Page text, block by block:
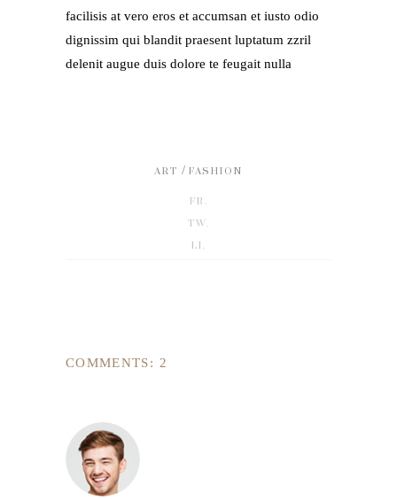
facilisis at vero eros et accumsan et iusto odio
dignissim qui blandit praesent luptatum zzril
delenit augue duis dolore te feugait nulla
ART / FASHION
FB.
TW.
LI.
COMMENTS: 2